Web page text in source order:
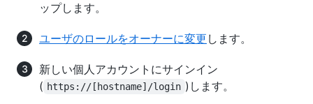
ップします。
ユーザのロールをオーナーに変更 します。
新しい個人アカウントにサインイン
( https://[hostname]/login )します。